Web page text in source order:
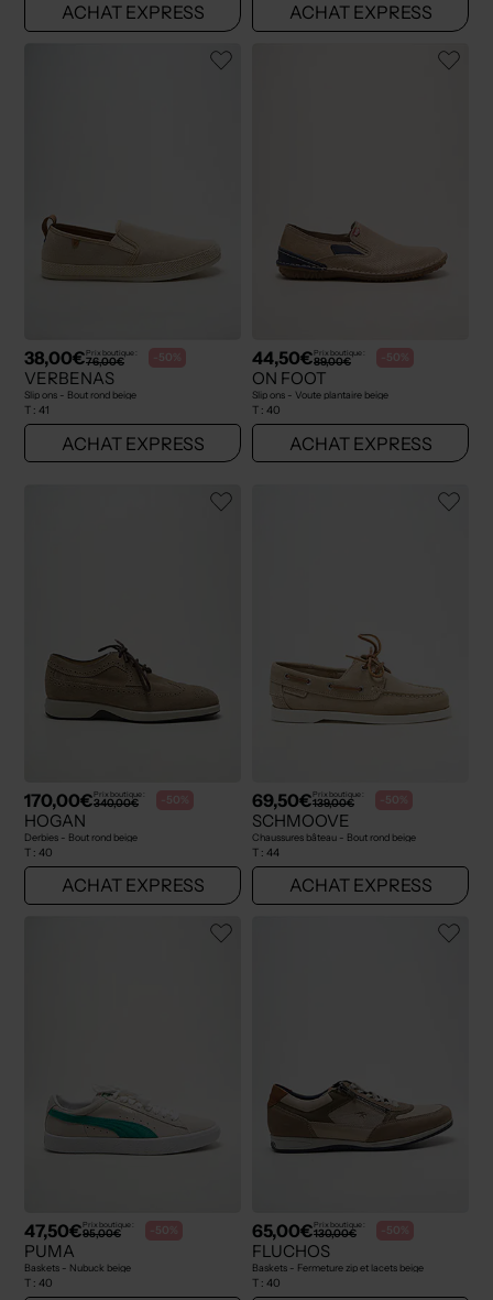
ACHAT EXPRESS ACHAT EXPRESS
38,00€Prix boutique :
76,00€ -50%
VERBENAS
Slip ons - Bout rond beige
T : 41
ACHAT EXPRESS
44,50€Prix boutique :
89,00€ -50%
ON FOOT
Slip ons - Voute plantaire beige
T : 40
ACHAT EXPRESS
170,00€Prix boutique :
340,00€ -50%
HOGAN
Derbies - Bout rond beige
T : 40
ACHAT EXPRESS
69,50€Prix boutique :
139,00€ -50%
SCHMOOVE
Chaussures bâteau - Bout rond beige
T : 44
ACHAT EXPRESS
47,50€Prix boutique :
95,00€ -50%
PUMA
Baskets - Nubuck beige
T : 40
65,00€Prix boutique :
130,00€ -50%
FLUCHOS
Baskets - Fermeture zip et lacets beige
T : 40